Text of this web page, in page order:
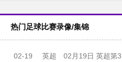
热门足球比赛录像/集锦
02-19 英超 02月19日 英超第31轮 狼